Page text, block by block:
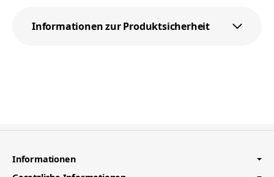
Informationen zur Produktsicherheit
Informationen